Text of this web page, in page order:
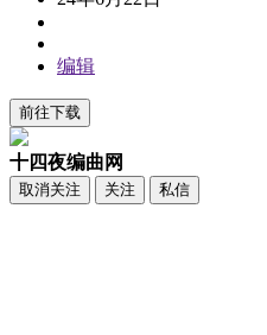
编辑
前往下载
十四夜编曲网
取消关注 关注 私信